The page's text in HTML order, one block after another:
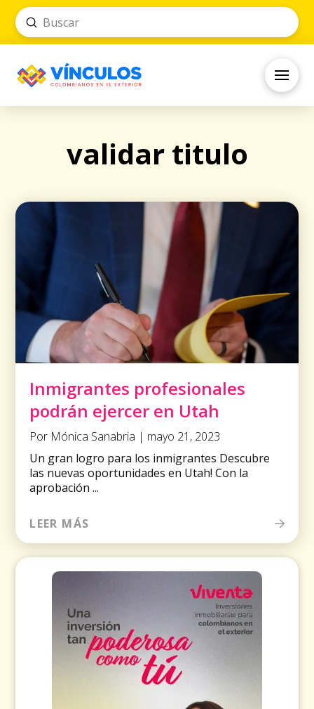
Search
Submit
validar titulo
Inmigrantes profesionales
podrán ejercer en Utah
Por Mónica Sanabria | mayo 21, 2023
Un gran logro para los inmigrantes Descubre
las nuevas oportunidades en Utah! Con la
aprobación ...
LEER MÁS